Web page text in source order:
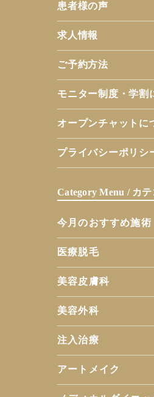
患者様の声
求人情報
ご予約方法
モニター制度・学割
オープンチャットに
プライバシーポリシ
Category Menu / カ
今月のおすすめ施術
医療脱毛
美容皮膚科
美容外科
注入治療
アートメイク